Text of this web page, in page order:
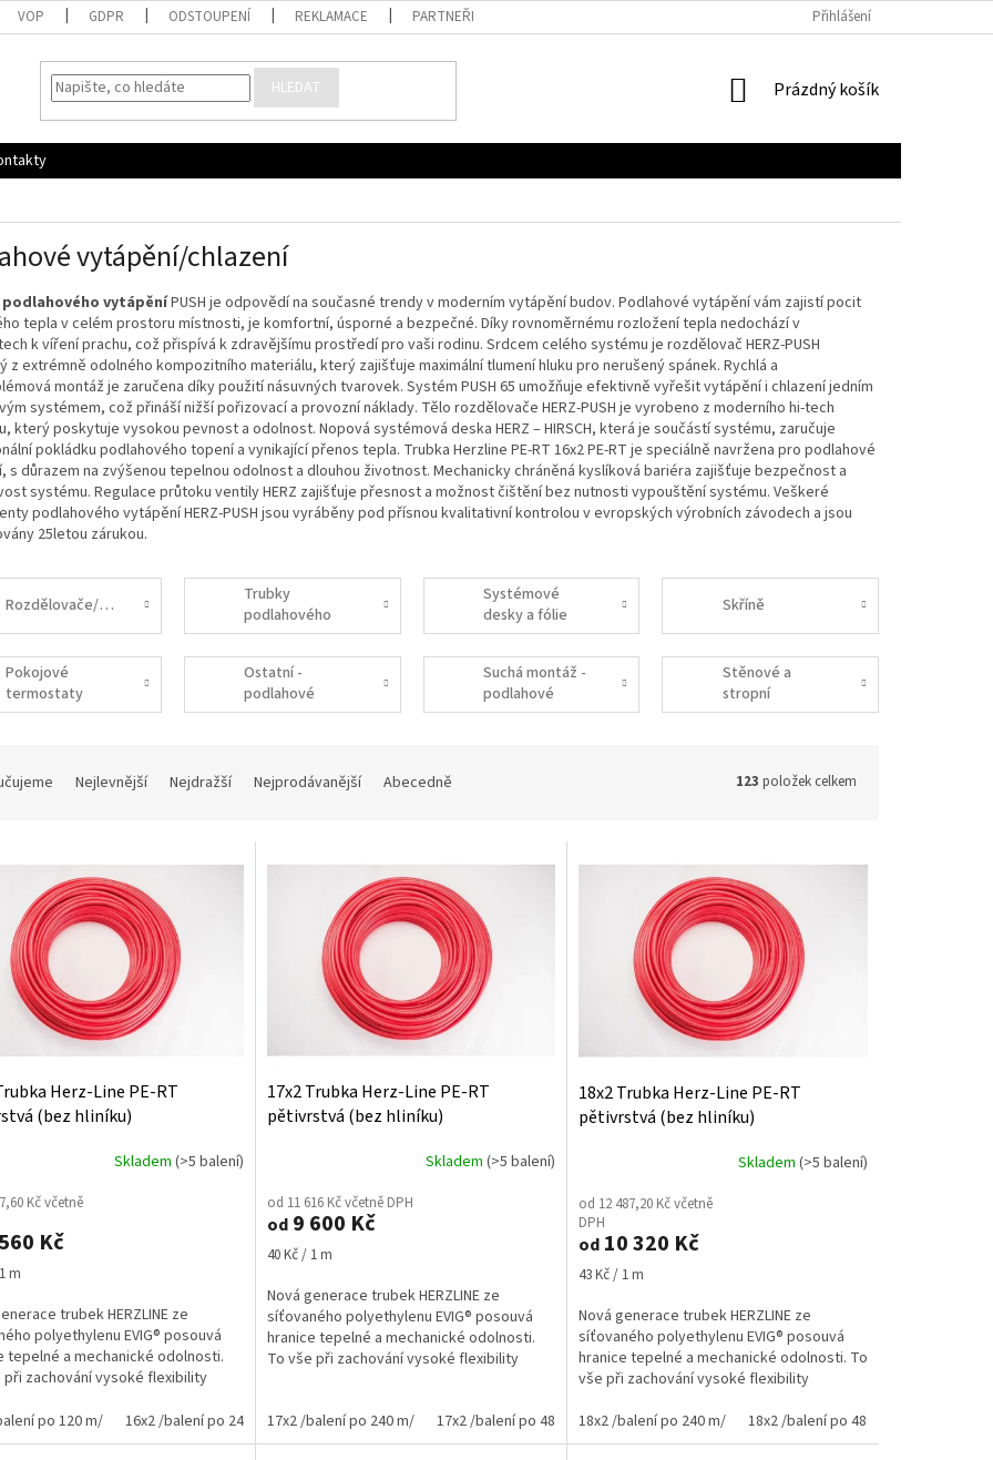
VOP GDPR ODSTOUPENÍ REKLAMACE PARTNEŘI Přihlášení
HLEDAT
NÁKUPNÍ
Prázdný košík
vytápění/chlazení
podlahového vytápěníPUSH je odpovědí na současné trendy v moderním vytápění budov. Podlahové vytápění vám zajistí pocit
tepla v celém prostoru místnosti, je komfortní, úsporné a bezpečné. Díky rovnoměrnému rozložení tepla nedochází v
k víření prachu, což přispívá k zdravějšímu prostředí pro vaši rodinu. Srdcem celého systému je rozdělovač HERZ-PUSH
z extrémně odolného kompozitního materiálu, který zajišťuje maximální tlumení hluku pro nerušený spánek. Rychlá a
montáž je zaručena díky použití násuvných tvarovek. Systém PUSH 65 umožňuje efektivně vyřešit vytápění i chlazení jedním
systémem, což přináší nižší pořizovací a provozní náklady. Tělo rozdělovače HERZ-PUSH je vyrobeno z moderního hi-tech
který poskytuje vysokou pevnost a odolnost. Nopová systémová deska HERZ – HIRSCH, která je součástí systému, zaručuje
pokládku podlahového topení a vynikající přenos tepla. Trubka Herzline PE-RT 16x2 PE-RT je speciálně navržena pro podlahové
s důrazem na zvýšenou tepelnou odolnost a dlouhou životnost. Mechanicky chráněná kyslíková bariéra zajišťuje bezpečnost a
systému. Regulace průtoku ventily HERZ zajišťuje přesnost a možnost čištění bez nutnosti vypouštění systému. Veškeré
podlahového vytápění HERZ-PUSH jsou vyráběny pod přísnou kvalitativní kontrolou v evropských výrobních závodech a jsou
25letou zárukou.
Rozdělovače/sběrače
Trubky
podlahového
vytápění/chlazení
Systémové
desky a fólie
Skříně
Pokojové
termostaty
Ostatní -
podlahové
topení
Suchá montáž -
podlahové
topení
Stěnové a
stropní
topení/chlazení
Nejlevnější Nejdražší Nejprodávanější Abecedně 123 položek celkem
Herz-Line PE-RT
(bez hliníku)
Skladem (>5 balení)
Kč včetně
Kč
m
trubek HERZLINE ze
polyethylenu EVIG® posouvá
tepelné a mechanické odolnosti.
při zachování vysoké flexibility
po 120 m/
16x2 /balení po 240 m/ 16x2 /balení po 480 m/
17x2 Trubka Herz-Line PE-RT
pětivrstvá (bez hliníku)
Skladem (>5 balení)
od 11 616 Kč včetně DPH
od9 600 Kč
Měrná
40 Kč / 1 m
Nová generace trubek HERZLINE ze
síťovaného polyethylenu EVIG® posouvá
hranice tepelné a mechanické odolnosti.
To vše při zachování vysoké flexibility
17x2 /balení po 240 m/
17x2 /balení po 480 m/
18x2 Trubka Herz-Line PE-RT
pětivrstvá (bez hliníku)
Skladem (>5 balení)
od 12 487,20 Kč včetně
DPH
od10 320 Kč
Měrná
43 Kč / 1 m
Nová generace trubek HERZLINE ze
síťovaného polyethylenu EVIG® posouvá
hranice tepelné a mechanické odolnosti. To
vše při zachování vysoké flexibility
18x2 /balení po 240 m/
18x2 /balení po 480 m/